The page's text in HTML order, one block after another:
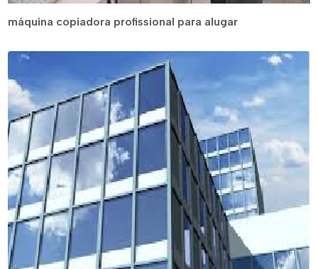
máquina copiadora profissional para alugar